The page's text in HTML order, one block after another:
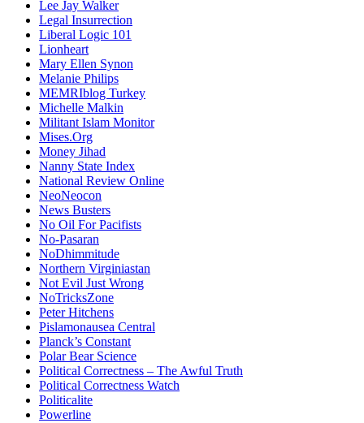
Lee Jay Walker
Legal Insurrection
Liberal Logic 101
Lionheart
Mary Ellen Synon
Melanie Philips
MEMRIblog Turkey
Michelle Malkin
Militant Islam Monitor
Mises.Org
Money Jihad
Nanny State Index
National Review Online
NeoNeocon
News Busters
No Oil For Pacifists
No-Pasaran
NoDhimmitude
Northern Virginiastan
Not Evil Just Wrong
NoTricksZone
Peter Hitchens
Pislamonausea Central
Planck’s Constant
Polar Bear Science
Political Correctness – The Awful Truth
Political Correctness Watch
Politicalite
Powerline